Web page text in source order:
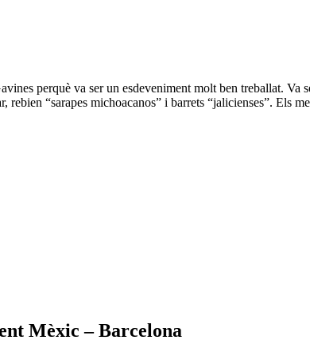
perquè va ser un esdeveniment molt ben treballat.
rebien “sarapes michoacanos” i barrets “jalicienses”. Els
Mèxic – Barcelona